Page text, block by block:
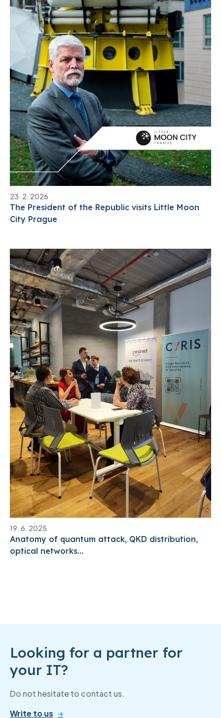
23. 2. 2026
The President of the Republic visits Little Moon
City Prague
19. 6. 2025
Anatomy of quantum attack, QKD distribution,
optical networks...
Looking for a partner for
your IT?
Do not hesitate to contact us.
Write to us